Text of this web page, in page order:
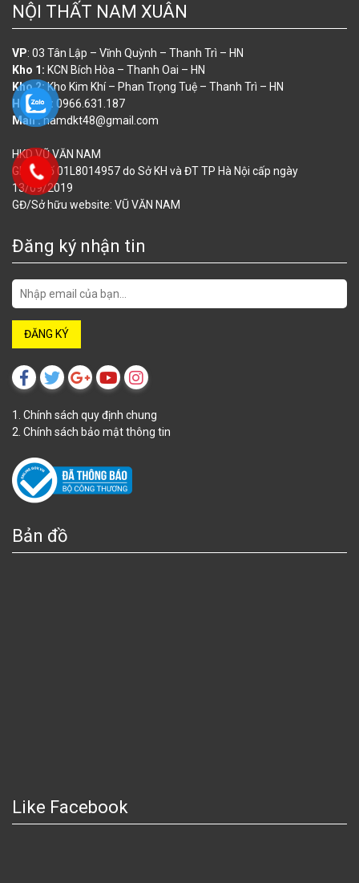
NỘI THẤT NAM XUÂN
VP: 03 Tân Lập – Vĩnh Quỳnh – Thanh Trì – HN
Kho 1: KCN Bích Hòa – Thanh Oai – HN
Kho 2:Kho Kim Khí – Phan Trọng Tuệ – Thanh Trì – HN
Hotline: 0966.631.187
Mail :namdkt48@gmail.com
HKD VŨ VĂN NAM
GPKD số 01L8014957 do Sở KH và ĐT TP Hà Nội cấp ngày
13/09/2019
GĐ/Sở hữu website: VŨ VĂN NAM
Đăng ký nhận tin
1. Chính sách quy định chung
2. Chính sách bảo mật thông tin
Bản đồ
Like Facebook